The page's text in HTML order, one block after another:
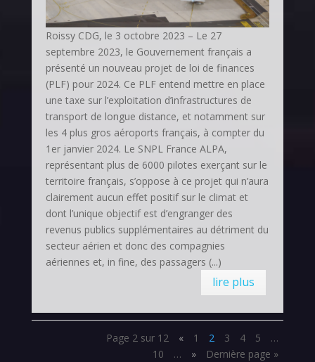
Roissy CDG, le 3 octobre 2023 – Le 27
septembre 2023, le Gouvernement français a
présenté un nouveau projet de loi de finances
(PLF) pour 2024. Ce PLF entend mettre en place
une taxe sur l’exploitation d’infrastructures de
transport de longue distance, et notamment sur
les 4 plus gros aéroports français, à compter du
1er janvier 2024. Le SNPL France ALPA,
représentant plus de 6000 pilotes exerçant sur le
territoire français, s’oppose à ce projet qui n’aura
clairement aucun effet positif sur le climat et
dont l’unique objectif est d’engranger des
revenus publics supplémentaires au détriment du
secteur aérien et donc des compagnies
aériennes et, in fine, des passagers (...)
lire plus
Page 2 sur 12 « 1 2 3 4 5
…
10
… » Dernière page »